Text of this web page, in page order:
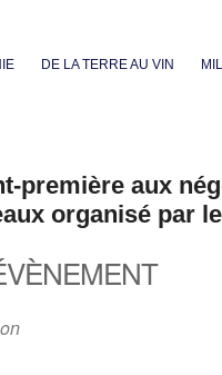
DE LA TERRE AU VIN
première aux
organisé par